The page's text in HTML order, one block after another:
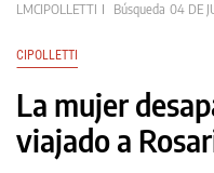
LMCIPOLLETTI Búsqueda 04 DE
CIPOLLETTI
La mujer
viajado a